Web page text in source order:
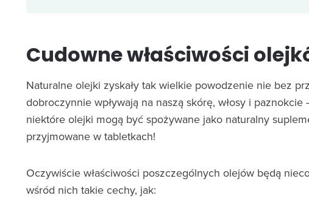
Cudowne właściwości
Naturalne olejki zyskały tak wielkie powodzenie nie bez
dobroczynnie wpływają na naszą skórę, włosy i
niektóre olejki mogą być spożywane jako naturalny
przyjmowane w tabletkach!
Oczywiście właściwości poszczególnych olejów będą
wśród nich takie cechy, jak: